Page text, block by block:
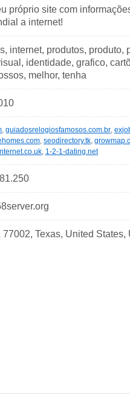
próprio site com
a internet!
internet, produtos, produto,
identidade, grafico,
melhor, tenha
, guiadosrelogiosfamosos.com.br,
, seodirectory.tk,
, 1-2-1-dating.net
77002, Texas, United States,